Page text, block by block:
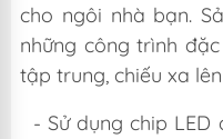
cho ngôi nhà bạn.
những công trình
tập trung, chiếu xa
- Sử dụng chip